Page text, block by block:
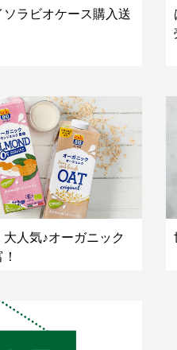
ソラビオケース購入送
人気♪オーガニック